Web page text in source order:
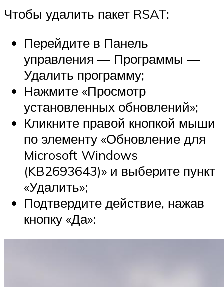
Чтобы удалить пакет RSAT:
Перейдите в Панель
управления — Программы —
Удалить программу;
Нажмите «Просмотр
установленных обновлений»;
Кликните правой кнопкой мыши
по элементу «Обновление для
Microsoft Windows
(KB2693643)» и выберите пункт
«Удалить»;
Подтвердите действие, нажав
кнопку «Да»: